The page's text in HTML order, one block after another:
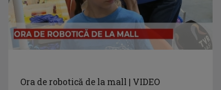
DIMINEȚI PERFECTE
Emisiune matinală, de luni până vineri, de la ...
Ora de robotică de la mall | VIDEO